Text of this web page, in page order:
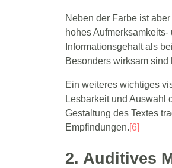
Neben der Farbe ist
hohes
Informationsgehalt als
Besonders wirksam
Ein weiteres wichtiges
Lesbarkeit und Auswahl
Gestaltung des Textes
Empfindungen.[6]
2. Auditives